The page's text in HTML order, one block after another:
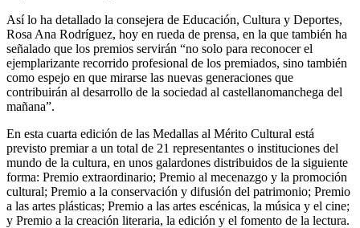
Así lo ha detallado la consejera de Educación, Cultura y Deportes,
Rosa Ana Rodríguez, hoy en rueda de prensa, en la que también ha
señalado que los premios servirán “no solo para reconocer el
ejemplarizante recorrido profesional de los premiados, sino también
como espejo en que mirarse las nuevas generaciones que
contribuirán al desarrollo de la sociedad al castellanomanchega del
mañana”.
En esta cuarta edición de las Medallas al Mérito Cultural está
previsto premiar a un total de 21 representantes o instituciones del
mundo de la cultura, en unos galardones distribuidos de la siguiente
forma: Premio extraordinario; Premio al mecenazgo y la promoción
cultural; Premio a la conservación y difusión del patrimonio; Premio
a las artes plásticas; Premio a las artes escénicas, la música y el cine;
y Premio a la creación literaria, la edición y el fomento de la lectura.